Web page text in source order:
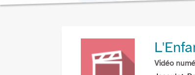
Vidéo